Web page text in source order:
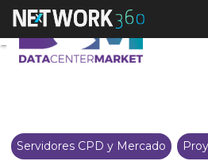
Cintra
Servidores CPD y Mercado